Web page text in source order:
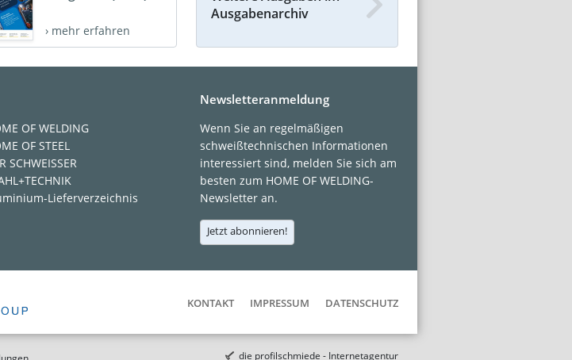
› mehr erfahren
Ausgabenarchiv
OF WELDING
OF STEEL
SCHWEISSER
Lieferverzeichnis
Newsletteranmeldung
Wenn Sie an regelmäßigen
schweißtechnischen Informationen
interessiert sind, melden Sie sich am
besten zum HOME OF WELDING-
Newsletter an.
Jetzt abonnieren!
KONTAKT IMPRESSUM DATENSCHUTZ
die profilschmiede - Internetagentur